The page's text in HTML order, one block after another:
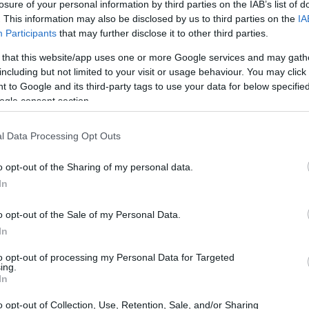
of your personal information by third parties on the IAB’s list of
This information may also be disclosed by us to third parties on the
Participants that may further disclose it to other third parties.
that this website/app uses one or more Google services and may
but not limited to your visit or usage behaviour. You may
to Google and its third-party tags to use your data for below
consent section.
Data Processing Opt Outs
opt-out of the Sharing of my personal data.
opt-out of the Sale of my Personal Data.
opt-out of processing my Personal Data for Targeted
opt-out of Collection, Use, Retention, Sale, and/or Sharing
αναμέτρηση είναι γνωστοί. Εκτός από
θεωρείται φαβορί για τη νίκη, την ψήφο
Ένωση του Κοσόβου (LDK), που
το Δημοκρατικό Κόμμα Κοσόβου
ο οποίος δικάζεται στη Χάγη για
το Μέλλον του Κοσόβου (AAK), με
UCK, Ραμούς Χαραντινάι.
είναι η συμμετοχή της τέως προέδρου
επικεφαλής του ψηφοδελτίου
13:00
12:56